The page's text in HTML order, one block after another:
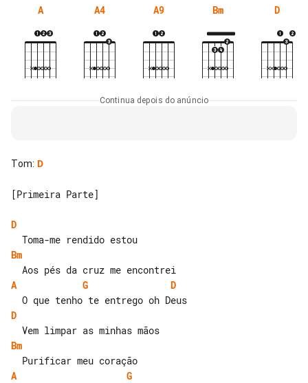
A A4 A9 Bm D
Continua depois do anúncio
Tom: D
[Primeira Parte]
D
Bm
A
G
D
D
Bm
A
G